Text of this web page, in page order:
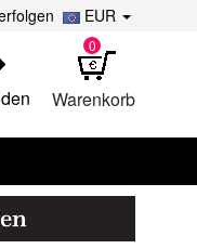
EUR
Warenkorb
0